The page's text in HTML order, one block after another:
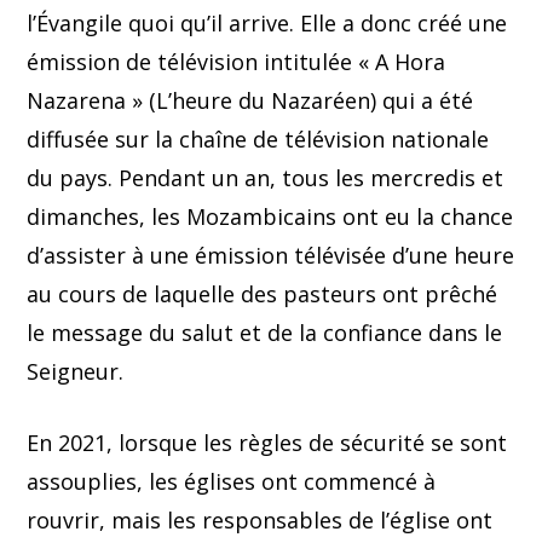
l’Évangile quoi qu’il arrive. Elle a donc créé une
émission de télévision intitulée « A Hora
Nazarena » (L’heure du Nazaréen) qui a été
diffusée sur la chaîne de télévision nationale
du pays. Pendant un an, tous les mercredis et
dimanches, les Mozambicains ont eu la chance
d’assister à une émission télévisée d’une heure
au cours de laquelle des pasteurs ont prêché
le message du salut et de la confiance dans le
Seigneur.
En 2021, lorsque les règles de sécurité se sont
assouplies, les églises ont commencé à
rouvrir, mais les responsables de l’église ont